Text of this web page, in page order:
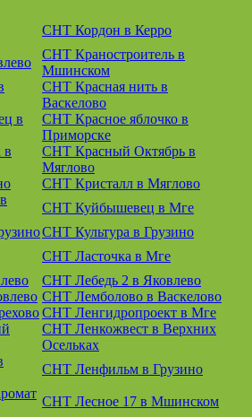
СНТ Кордон в Керро
СНТ Краностроитель в
Мшинском
СНТ Красная нить в
Васкелово
в
СНТ Красное яблочко в
Приморске
в
СНТ Красный Октябрь в
Мяглово
СНТ Кристалл в Мяглово
СНТ Куйбышевец в Мге
СНТ Культура в Грузино
СНТ Ласточка в Мге
СНТ Лебедь 2 в Яковлево
СНТ Лемболово в Васкелово
СНТ Ленгидропроект в Мге
СНТ Ленкожвест в Верхних
Осельках
СНТ Ленфильм в Грузино
СНТ Лесное 17 в Мшинском